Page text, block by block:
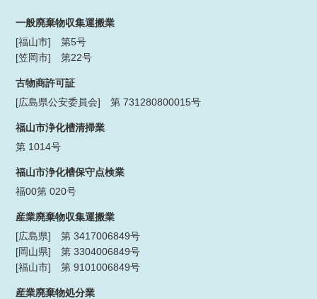
一般廃棄物収集運搬業
[福山市] 第5号
[笠岡市] 第22号
古物商許可証
[広島県公安委員会] 第 731280800015号
福山市浄化槽清掃業
第 1014号
福山市浄化槽保守点検業
福00第 020号
産業廃棄物収集運搬業
[広島県] 第 3417006849号
[岡山県] 第 3304006849号
[福山市] 第 9101006849号
産業廃棄物処分業